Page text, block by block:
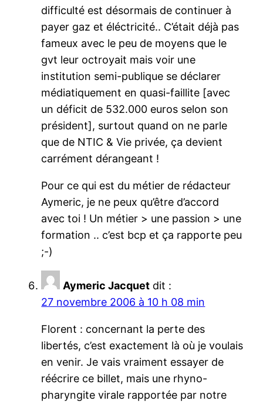
difficulté est désormais de continuer à
payer gaz et éléctricité.. C’était déjà pas
fameux avec le peu de moyens que le
gvt leur octroyait mais voir une
institution semi-publique se déclarer
médiatiquement en quasi-faillite [avec
un déficit de 532.000 euros selon son
président], surtout quand on ne parle
que de NTIC & Vie privée, ça devient
carrément dérangeant !
Pour ce qui est du métier de rédacteur
Aymeric, je ne peux qu’être d’accord
avec toi ! Un métier > une passion > une
formation .. c’est bcp et ça rapporte peu
;-)
Aymeric Jacquet dit :
27 novembre 2006 à 10 h 08 min
Florent : concernant la perte des
libertés, c’est exactement là où je voulais
en venir. Je vais vraiment essayer de
réécrire ce billet, mais une rhyno-
pharyngite virale rapportée par notre